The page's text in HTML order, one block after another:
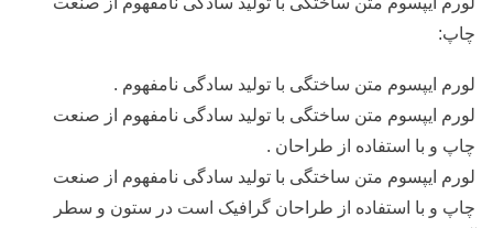
چاپ:
لورم ایپسوم متن ساختگی با تولید سادگی نامفهوم .
لورم ایپسوم متن ساختگی با تولید سادگی نامفهوم از صنعت
چاپ و با استفاده از طراحان .
لورم ایپسوم متن ساختگی با تولید سادگی نامفهوم از صنعت
چاپ و با استفاده از طراحان گرافیک است در ستون و سطر